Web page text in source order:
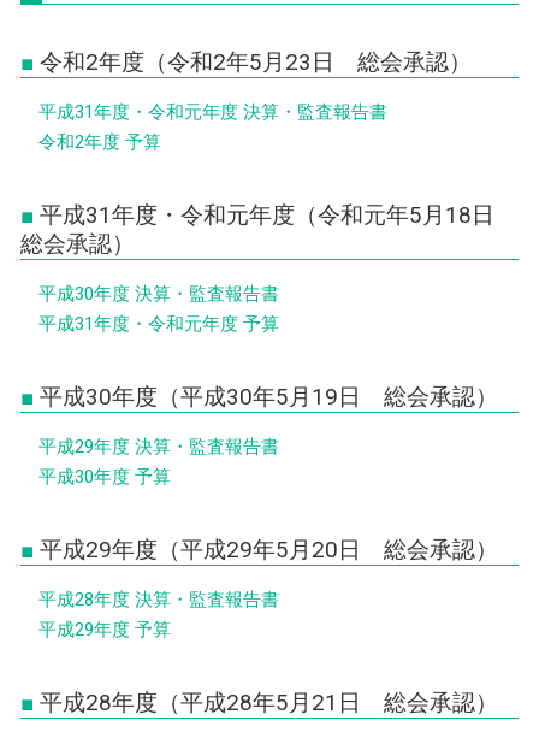
令和2年度（令和2年5月23日 総会承認）
平成31年度・令和元年度 決算・監査報告書
令和2年度 予算
平成31年度・令和元年度（令和元年5月18日
総会承認）
平成30年度 決算・監査報告書
平成31年度・令和元年度 予算
平成30年度（平成30年5月19日 総会承認）
平成29年度 決算・監査報告書
平成30年度 予算
平成29年度（平成29年5月20日 総会承認）
平成28年度 決算・監査報告書
平成29年度 予算
平成28年度（平成28年5月21日 総会承認）